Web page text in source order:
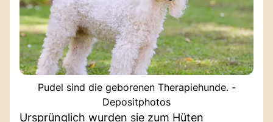
Pudel sind die geborenen Therapiehunde. -
Depositphotos
Ursprünglich wurden sie zum Hüten